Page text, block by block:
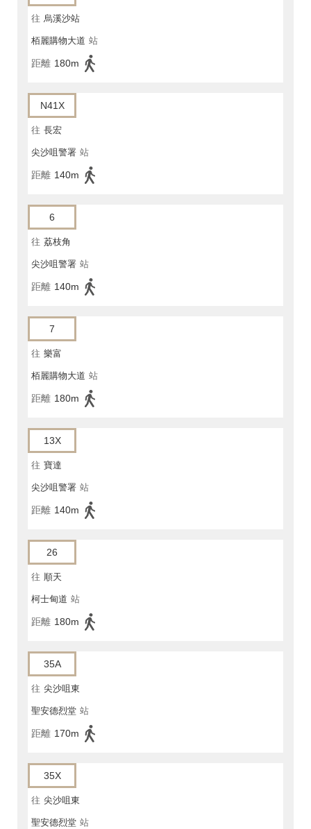
往 烏溪沙站
栢麗購物大道 站
距離 180m
N41X
往 長宏
尖沙咀警署 站
距離 140m
6
往 荔枝角
尖沙咀警署 站
距離 140m
7
往 樂富
栢麗購物大道 站
距離 180m
13X
往 寶達
尖沙咀警署 站
距離 140m
26
往 順天
柯士甸道 站
距離 180m
35A
往 尖沙咀東
聖安德烈堂 站
距離 170m
35X
往 尖沙咀東
聖安德烈堂 站